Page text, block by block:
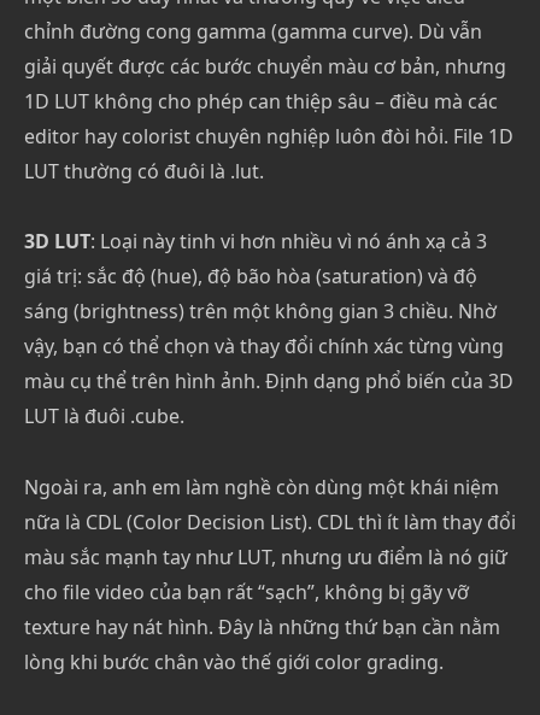
chỉnh đường cong gamma (gamma curve). Dù vẫn
giải quyết được các bước chuyển màu cơ bản, nhưng
1D LUT không cho phép can thiệp sâu – điều mà các
editor hay colorist chuyên nghiệp luôn đòi hỏi. File 1D
LUT thường có đuôi là .lut.
3D LUT: Loại này tinh vi hơn nhiều vì nó ánh xạ cả 3
giá trị: sắc độ (hue), độ bão hòa (saturation) và độ
sáng (brightness) trên một không gian 3 chiều. Nhờ
vậy, bạn có thể chọn và thay đổi chính xác từng vùng
màu cụ thể trên hình ảnh. Định dạng phổ biến của 3D
LUT là đuôi .cube.
Ngoài ra, anh em làm nghề còn dùng một khái niệm
nữa là CDL (Color Decision List). CDL thì ít làm thay đổi
màu sắc mạnh tay như LUT, nhưng ưu điểm là nó giữ
cho file video của bạn rất “sạch”, không bị gãy vỡ
texture hay nát hình. Đây là những thứ bạn cần nằm
lòng khi bước chân vào thế giới color grading.